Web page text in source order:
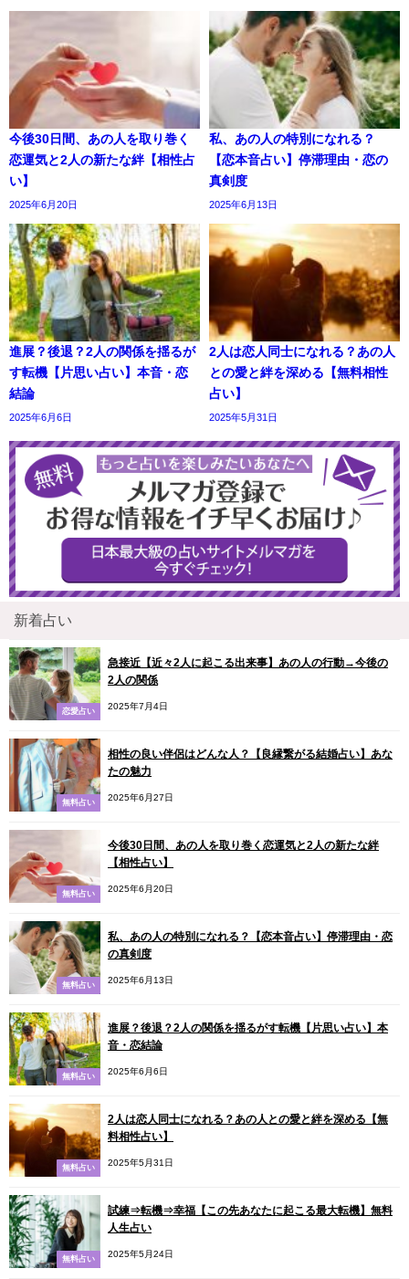
今後30日間、あの人を取り巻く
恋運気と2人の新たな絆【相性占
い】
2025年6月20日
私、あの人の特別になれる？
【恋本音占い】停滞理由・恋の
真剣度
2025年6月13日
進展？後退？2人の関係を揺るが
す転機【片思い占い】本音・恋
結論
2025年6月6日
2人は恋人同士になれる？あの人
との愛と絆を深める【無料相性
占い】
2025年5月31日
新着占い
恋愛占い
急接近【近々2人に起こる出来事】あの人の行動→今後の
2人の関係
2025年7月4日
無料占い
相性の良い伴侶はどんな人？【良縁繋がる結婚占い】あな
たの魅力
2025年6月27日
無料占い
今後30日間、あの人を取り巻く恋運気と2人の新たな絆
【相性占い】
2025年6月20日
無料占い
私、あの人の特別になれる？【恋本音占い】停滞理由・恋
の真剣度
2025年6月13日
無料占い
進展？後退？2人の関係を揺るがす転機【片思い占い】本
音・恋結論
2025年6月6日
無料占い
2人は恋人同士になれる？あの人との愛と絆を深める【無
料相性占い】
2025年5月31日
無料占い
試練⇒転機⇒幸福【この先あなたに起こる最大転機】無料
人生占い
2025年5月24日